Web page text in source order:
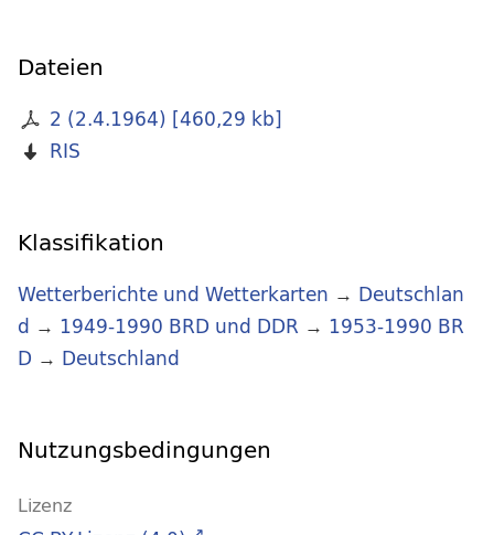
Dateien
2 (2.4.1964) [460,29 kb]
RIS
Klassifikation
Wetterberichte und Wetterkarten → Deutschlan
d → 1949-1990 BRD und DDR → 1953-1990 BR
D → Deutschland
Nutzungsbedingungen
Lizenz